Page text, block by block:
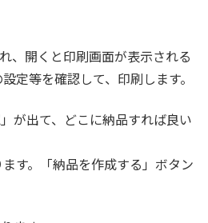
、開くと印刷画面が表示される
定等を確認して、印刷します。
が出て、どこに納品すれば良い
す。「納品を作成する」ボタン